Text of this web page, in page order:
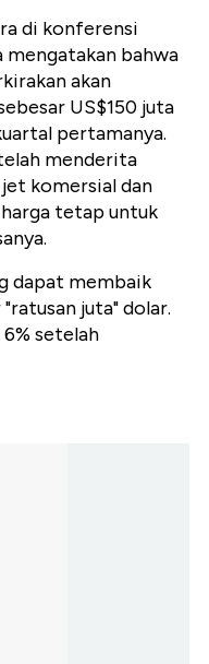
di konferensi
bahwa
akan
US$150 juta
pertamanya.
menderita
komersial dan
tetap untuk
dapat membaik
juta" dolar.
setelah